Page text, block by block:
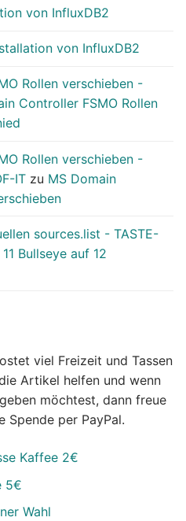
von InfluxDB2
von InfluxDB2
Rollen verschieben -
Controller FSMO Rollen
Rollen verschieben -
IT zu MS Domain
sources.list - TASTE-
Bullseye auf 12
viel Freizeit und Tassen
Artikel helfen und wenn
möchtest, dann freue
Spende per PayPal.
Kaffee 2€
5€
Wahl